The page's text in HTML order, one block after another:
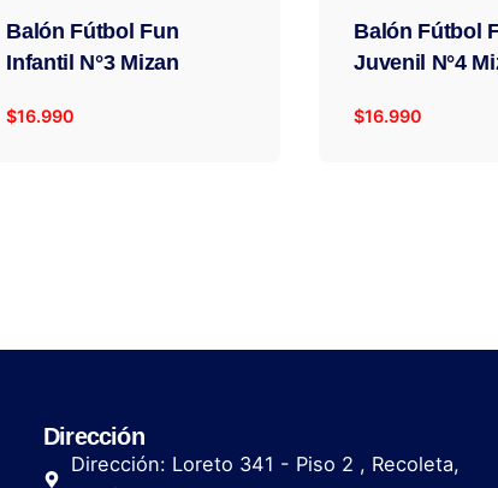
Balón Fútbol Fun
Infantil N°3 Mizan
$16.990
Balón Fútbol
Juvenil N°4
$16.990
Dirección
Dirección: Loreto 341 - Piso 2 , Recoleta,